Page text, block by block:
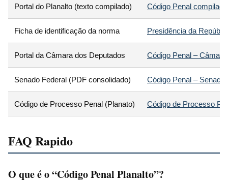
Portal do Planalto (texto compilado) Código Penal
Ficha de identificação da norma Presidência da
Portal da Câmara dos Deputados Código Penal – Câmara
Senado Federal (PDF consolidado) Código Penal – Senado
Código de Processo Penal (Planato) Código de Processo
FAQ Rapido
O que é o “Código Penal Planalto”?